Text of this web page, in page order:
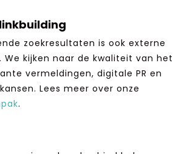
zoekresultaten is ook externe
kijken naar de kwaliteit van het
vermeldingen, digitale PR en
Lees meer over onze
.